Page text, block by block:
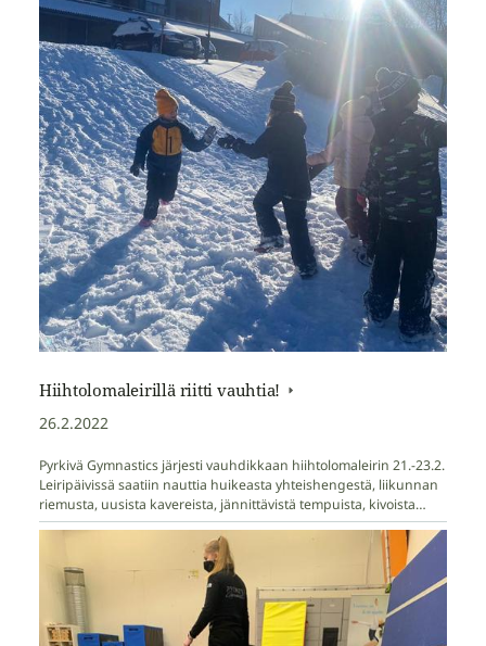
Hiihtolomaleirillä riitti vauhtia!
26.2.2022
Pyrkivä Gymnastics järjesti vauhdikkaan hiihtolomaleirin 21.-23.2.
Leiripäivissä saatiin nauttia huikeasta yhteishengestä, liikunnan
riemusta, uusista kavereista, jännittävistä tempuista, kivoista…